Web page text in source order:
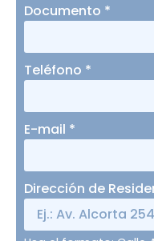
Documento *
Teléfono *
E-mail *
Dirección de